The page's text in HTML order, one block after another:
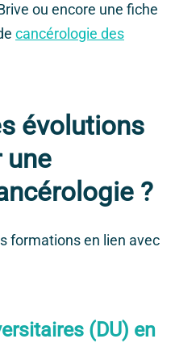
ou encore une fiche
cancérologie des
évolutions
une
?
formations en lien avec
(DU) en